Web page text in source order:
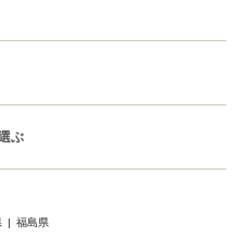
ぶ
福島県